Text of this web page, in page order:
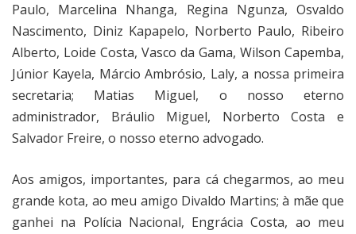
Paulo, Marcelina Nhanga, Regina Ngunza, Osvaldo
Nascimento, Diniz Kapapelo, Norberto Paulo, Ribeiro
Alberto, Loide Costa, Vasco da Gama, Wilson Capemba,
Júnior Kayela, Márcio Ambrósio, Laly, a nossa primeira
secretaria; Matias Miguel, o nosso eterno
administrador, Bráulio Miguel, Norberto Costa e
Salvador Freire, o nosso eterno advogado.
Aos amigos, importantes, para cá chegarmos, ao meu
grande kota, ao meu amigo Divaldo Martins; à mãe que
ganhei na Polícia Nacional, Engrácia Costa, ao meu